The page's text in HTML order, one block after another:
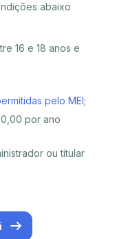
abaixo
16 e 18 anos e
pelo MEI;
por ano
ou titular